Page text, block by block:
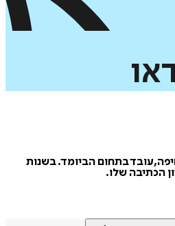
בתחום הביומד. בשנות
הכתיבה שלו.